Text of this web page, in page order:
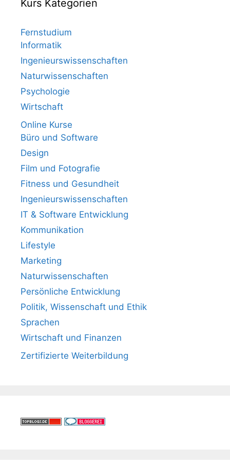
Kurs Kategorien
Fernstudium
Informatik
Ingenieurswissenschaften
Naturwissenschaften
Psychologie
Wirtschaft
Online Kurse
Büro und Software
Design
Film und Fotografie
Fitness und Gesundheit
Ingenieurswissenschaften
IT & Software Entwicklung
Kommunikation
Lifestyle
Marketing
Naturwissenschaften
Persönliche Entwicklung
Politik, Wissenschaft und Ethik
Sprachen
Wirtschaft und Finanzen
Zertifizierte Weiterbildung